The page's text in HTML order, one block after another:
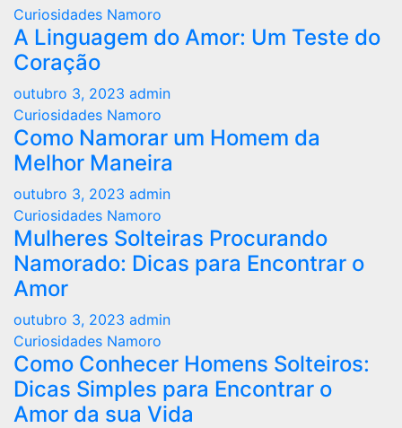
Curiosidades Namoro
A Linguagem do Amor: Um Teste do
Coração
outubro 3, 2023 admin
Curiosidades Namoro
Como Namorar um Homem da
Melhor Maneira
outubro 3, 2023 admin
Curiosidades Namoro
Mulheres Solteiras Procurando
Namorado: Dicas para Encontrar o
Amor
outubro 3, 2023 admin
Curiosidades Namoro
Como Conhecer Homens Solteiros:
Dicas Simples para Encontrar o
Amor da sua Vida